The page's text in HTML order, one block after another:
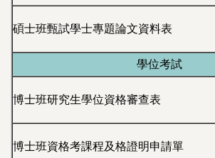
碩士班甄試學士專題論文資料表
學位考試
博士班研究生學位資格審查表
博士班資格考課程及格證明申請單